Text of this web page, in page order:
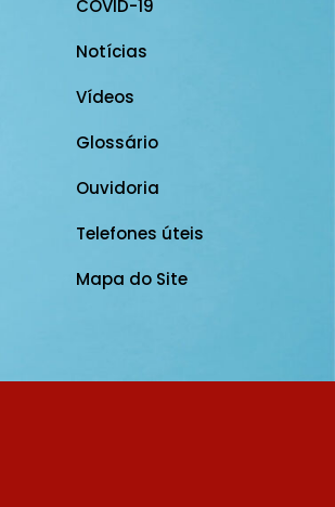
COVID-19
Notícias
Vídeos
Glossário
Ouvidoria
Telefones úteis
Mapa do Site